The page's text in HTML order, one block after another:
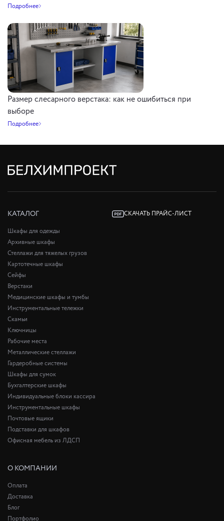
Подробнее
Размер слесарного верстака: как не ошибиться при
выборе
Подробнее
КАТАЛОГ СКАЧАТЬ ПРАЙС-ЛИСТ
Шкафы для одежды
Архивные шкафы
Стеллажи для тяжелых грузов
Картотечные шкафы
Сейфы
Верстаки
Медицинские шкафы и тумбы
Инструментальные тележки
Скамьи
Ключницы
Рабочие места
Металлические стеллажи
Гардеробные системы
Шкафы для сумок
Бухгалтерские шкафы
Индивидуальные блоки кассира
Инструментальные шкафы
Почтовые ящики
Подставки для шкафов
Офисная мебель из ЛДСП
О КОМПАНИИ
Оплата
Доставка
Блог
Портфолио